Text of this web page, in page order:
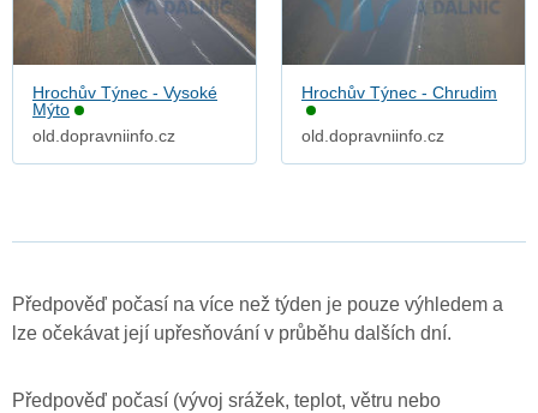
Hrochův Týnec - Vysoké
Mýto
old.dopravniinfo.cz
Hrochův Týnec - Chrudim
old.dopravniinfo.cz
Předpověď počasí na více než týden je pouze výhledem a
lze očekávat její upřesňování v průběhu dalších dní.
Předpověď počasí (vývoj srážek, teplot, větru nebo